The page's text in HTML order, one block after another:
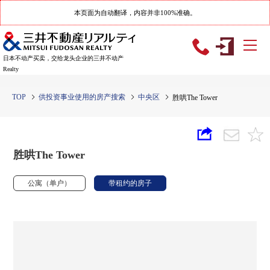
本页面为自动翻译，内容并非100%准确。
日本不动产买卖，交给龙头企业的三井不动产
Realty
TOP 供投资事业使用的房产搜索 中央区 胜哄The Tower
胜哄The Tower
公寓（单户） 带租约的房子